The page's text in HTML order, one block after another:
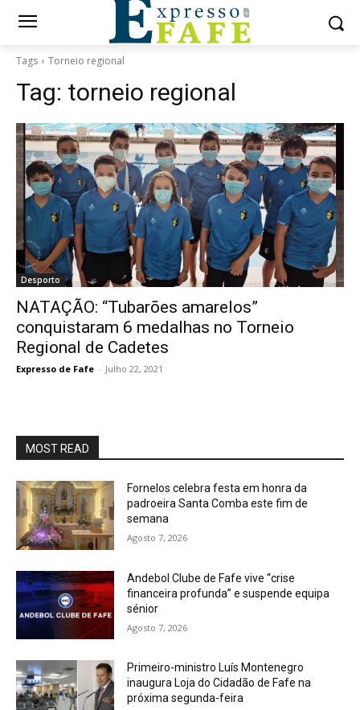
Tags Torneio regional
Tag: torneio regional
Desporto
NATAÇÃO: “Tubarões amarelos”
conquistaram 6 medalhas no Torneio
Regional de Cadetes
Expresso de Fafe - Julho 22, 2021
MOST READ
Fornelos celebra festa em honra da
padroeira Santa Comba este fim de
semana
Agosto 7, 2026
Andebol Clube de Fafe vive “crise
financeira profunda” e suspende equipa
sénior
Agosto 7, 2026
Primeiro-ministro Luís Montenegro
inaugura Loja do Cidadão de Fafe na
próxima segunda-feira